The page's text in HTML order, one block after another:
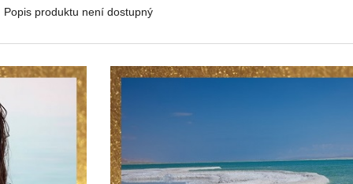
Popis produktu není dostupný